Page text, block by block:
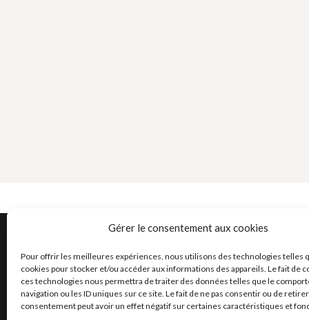
Gérer le consentement aux cookies
Pour offrir les meilleures expériences, nous utilisons des technologies telles
cookies pour stocker et/ou accéder aux informations des appareils. Le fait de
ces technologies nous permettra de traiter des données telles que le
navigation ou les ID uniques sur ce site. Le fait de ne pas consentir ou de
consentement peut avoir un effet négatif sur certaines caractéristiques et
vivre-moto.com
Accueil du site
Activités du site
Vue
Membres
Groupes